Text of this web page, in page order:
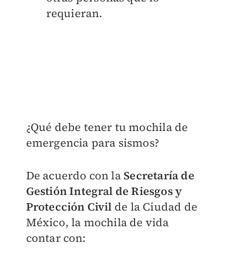
requieran.
¿Qué debe tener tu mochila de
emergencia para sismos?
De acuerdo con la Secretaría de
Gestión Integral de Riesgos y
Protección Civil de la Ciudad de
México, la mochila de vida
contar con: